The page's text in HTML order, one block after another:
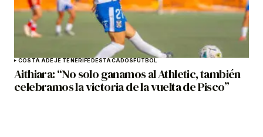
COSTA ADEJE TENERIFEDESTACADOSFÚTBOL
Aithiara: “No solo ganamos al Athletic, también
celebramos la victoria de la vuelta de Pisco”